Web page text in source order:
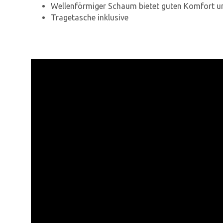
Wellenförmiger Schaum bietet guten Komfort
Tragetasche inklusive